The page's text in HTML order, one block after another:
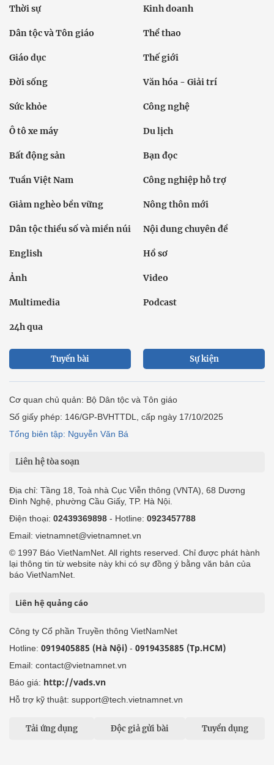
Thời sự Kinh doanh
Dân tộc và Tôn giáo Thể thao
Giáo dục Thế giới
Đời sống Văn hóa - Giải trí
Sức khỏe Công nghệ
Ô tô xe máy Du lịch
Bất động sản Bạn đọc
Tuần Việt Nam Công nghiệp hỗ trợ
Giảm nghèo bền vững Nông thôn mới
Dân tộc thiểu số và miền núi Nội dung chuyên đề
English Hồ sơ
Ảnh Video
Multimedia Podcast
24h qua
Tuyến bài Sự kiện
Cơ quan chủ quản: Bộ Dân tộc và Tôn giáo
Số giấy phép: 146/GP-BVHTTDL, cấp ngày 17/10/2025
Tổng biên tập: Nguyễn Văn Bá
Liên hệ tòa soạn
Địa chỉ: Tầng 18, Toà nhà Cục Viễn thông (VNTA), 68 Dương
Đình Nghệ, phường Cầu Giấy, TP. Hà Nội.
Điện thoại: 02439369898 - Hotline: 0923457788
Email: vietnamnet@vietnamnet.vn
© 1997 Báo VietNamNet. All rights reserved. Chỉ được phát hành
lại thông tin từ website này khi có sự đồng ý bằng văn bản của
báo VietNamNet.
Liên hệ quảng cáo
Công ty Cổ phần Truyền thông VietNamNet
Hotline: 0919405885 (Hà Nội) - 0919435885 (Tp.HCM)
Email: contact@vietnamnet.vn
Báo giá: http://vads.vn
Hỗ trợ kỹ thuật: support@tech.vietnamnet.vn
Tải ứng dụng Độc giả gửi bài Tuyển dụng